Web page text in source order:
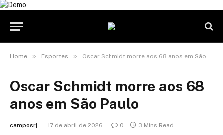
Home » Esportes » Oscar Schmidt morre aos 68 anos em São Paulo
Oscar Schmidt morre aos 68
anos em São Paulo
camposrj 17 de abril de 2026 0 3 Mins Read